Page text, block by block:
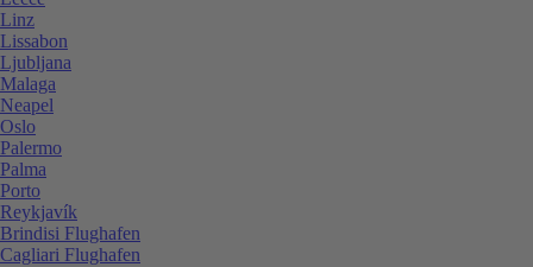
Linz
Lissabon
Ljubljana
Malaga
Neapel
Oslo
Palermo
Palma
Porto
Reykjavík
Brindisi Flughafen
Cagliari Flughafen